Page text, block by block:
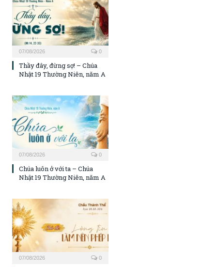
07/08/2026 0
Thầy đây, đừng sợ! – Chúa
Nhật 19 Thường Niên, năm A
07/08/2026 0
Chúa luôn ở với ta – Chúa
Nhật 19 Thường Niên, năm A
07/08/2026 0